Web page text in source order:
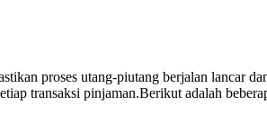
proses utang-piutang berjalan lancar
transaksi pinjaman.Berikut adalah